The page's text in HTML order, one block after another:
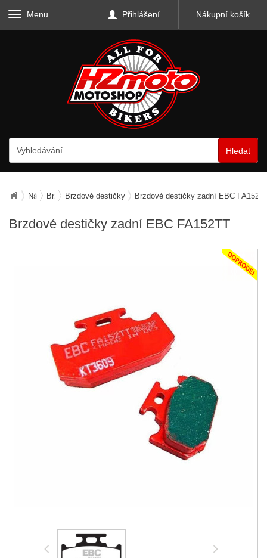
Menu Přihlášení Nákupní košík
Hledat
Náhradní díly
BrzdyBrzdové destičky Brzdové destičky zadní EBC
Brzdové destičky zadní EBC FA152TT